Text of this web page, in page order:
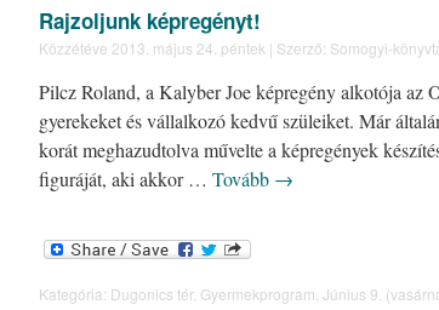
Rajzoljunk képregényt!
Közzétéve 2013. május 24. péntek | Szerző: Somogyi-
Pilcz Roland, a Kalyber Joe képregény alkotója az
gyerekeket és vállalkozó kedvű szüleiket. Már
korát meghazudtolva művelte a képregények
figuráját, aki akkor … Tovább →
Kategória: Dugonics tér, Gyermekprogram Június 9.